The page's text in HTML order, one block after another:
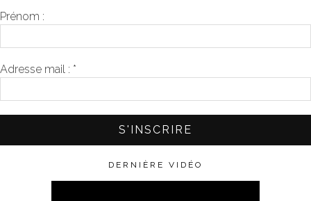
Prénom :
Adresse mail : *
DERNIÈRE VIDÉO